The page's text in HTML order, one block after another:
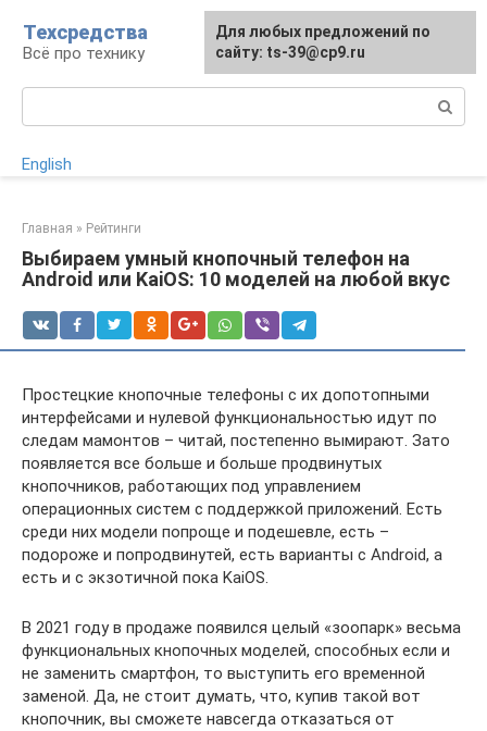
контенту
Техсредства
Всё про технику
English
Главная » Рейтинги
Выбираем умный кнопочный телефон на
Android или KaiOS: 10 моделей на любой вкус
Простецкие кнопочные телефоны с их допотопными
интерфейсами и нулевой функциональностью идут по
следам мамонтов – читай, постепенно вымирают. Зато
появляется все больше и больше продвинутых
кнопочников, работающих под управлением
операционных систем с поддержкой приложений. Есть
среди них модели попроще и подешевле, есть –
подороже и попродвинутей, есть варианты с Android, а
есть и с экзотичной пока KaiOS.
В 2021 году в продаже появился целый «зоопарк» весьма
функциональных кнопочных моделей, способных если и
не заменить смартфон, то выступить его временной
заменой. Да, не стоит думать, что, купив такой вот
кнопочник, вы сможете навсегда отказаться от
Для любых предложений по
сайту: ts-39@cp9.ru